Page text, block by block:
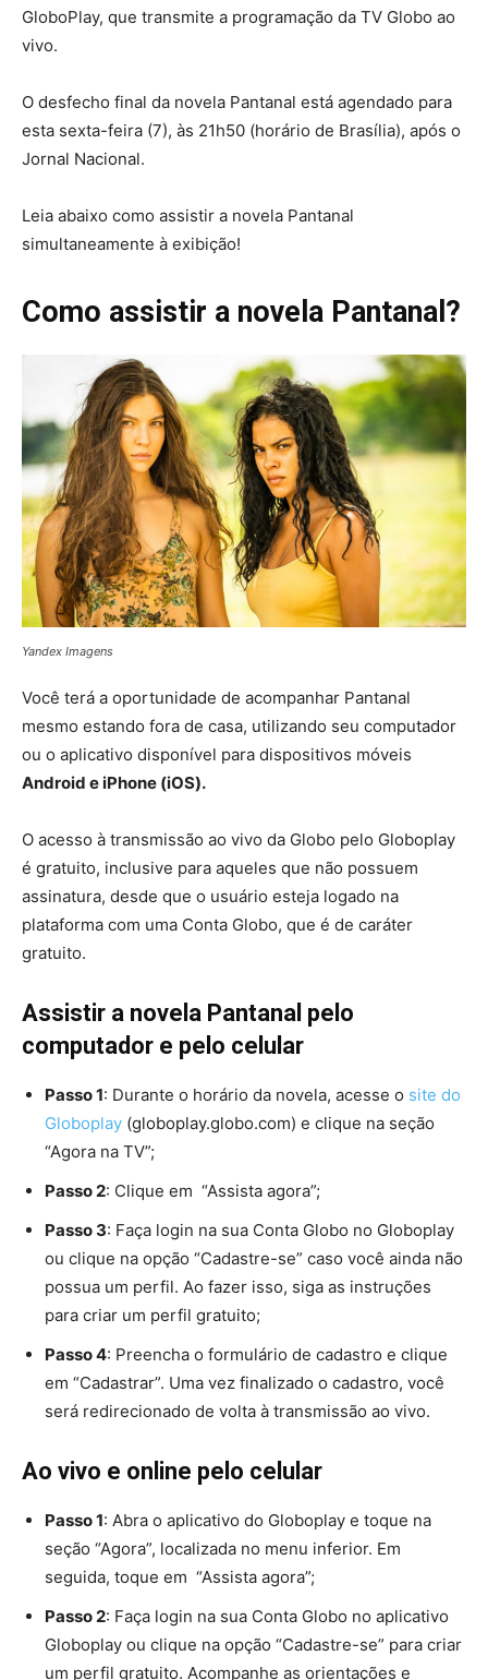
GloboPlay, que transmite a programação da TV Globo ao
vivo.
O desfecho final da novela Pantanal está agendado para
esta sexta-feira (7), às 21h50 (horário de Brasília), após o
Jornal Nacional.
Leia abaixo como assistir a novela Pantanal
simultaneamente à exibição!
Como assistir a novela Pantanal?
Yandex Imagens
Você terá a oportunidade de acompanhar Pantanal
mesmo estando fora de casa, utilizando seu computador
ou o aplicativo disponível para dispositivos móveis
Android e iPhone (iOS).
O acesso à transmissão ao vivo da Globo pelo Globoplay
é gratuito, inclusive para aqueles que não possuem
assinatura, desde que o usuário esteja logado na
plataforma com uma Conta Globo, que é de caráter
gratuito.
Assistir a novela Pantanal pelo
computador e pelo celular
Passo 1: Durante o horário da novela, acesse o site do
Globoplay (globoplay.globo.com) e clique na seção
“Agora na TV”;
Passo 2: Clique em “Assista agora”;
Passo 3: Faça login na sua Conta Globo no Globoplay
ou clique na opção “Cadastre-se” caso você ainda não
possua um perfil. Ao fazer isso, siga as instruções
para criar um perfil gratuito;
Passo 4: Preencha o formulário de cadastro e clique
em “Cadastrar”. Uma vez finalizado o cadastro, você
será redirecionado de volta à transmissão ao vivo.
Ao vivo e online pelo celular
Passo 1: Abra o aplicativo do Globoplay e toque na
seção “Agora”, localizada no menu inferior. Em
seguida, toque em “Assista agora”;
Passo 2: Faça login na sua Conta Globo no aplicativo
Globoplay ou clique na opção “Cadastre-se” para criar
um perfil gratuito. Acompanhe as orientações e